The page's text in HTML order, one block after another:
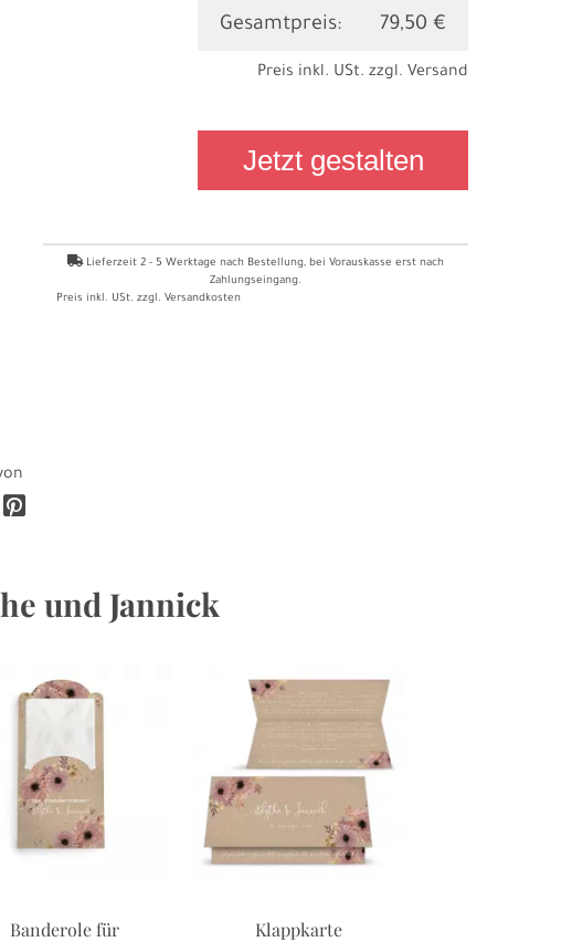
Gesamtpreis: 79,50 €
Preis inkl. USt. zzgl. Versand
Jetzt gestalten
Lieferzeit 2 - 5 Werktage nach Bestellung, bei Vorauskasse erst nach
Zahlungseingang.
Preis inkl. USt. zzgl. Versandkosten
und Jannick
Banderole für
Klappkarte